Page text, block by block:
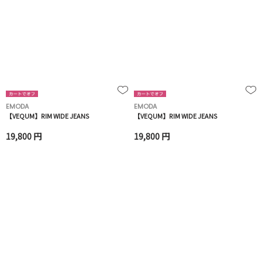
EMODA
【VEQUM】RIM WIDE JEANS
19,800 円
EMODA
【VEQUM】RIM WIDE JEANS
19,800 円